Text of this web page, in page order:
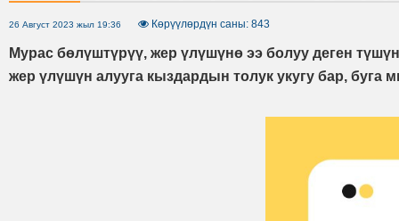
26 Август 2023 жыл 19:36 Көрүүлөрдүн саны: 843
Мурас бөлүштүрүү, жер үлүшүнө ээ болуу деген
жер үлүшүн алууга кыздардын толук укугу бар,